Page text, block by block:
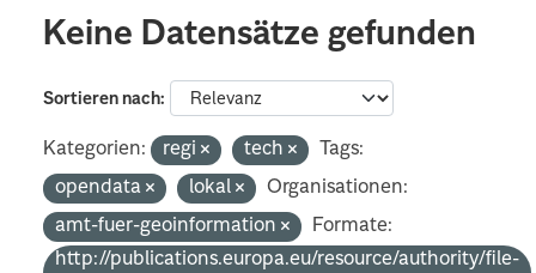
Keine Datensätze gefunden
Sortieren nach
Kategorien: regi tech
Tags:
opendata
lokal
Organisationen:
amt-fuer-geoinformation
Formate:
http://publications.europa.eu/resource/authority/file-